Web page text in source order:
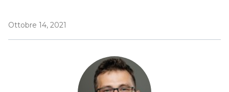
Ottobre 14, 2021